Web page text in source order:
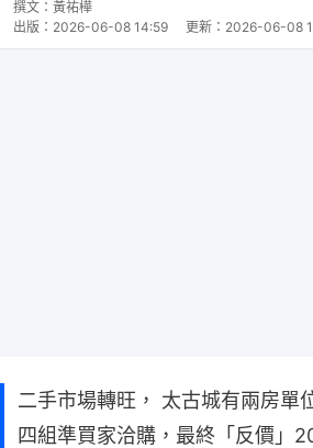
撰文： 黃祐樺
出版： 2026-06-08 14:59 更新： 2026-06-08
二手市場轉旺， 太古城有兩房單
四組準買家洽購，最終「反價」